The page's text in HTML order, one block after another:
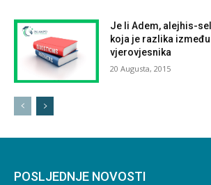
Je li Adem, alejhis-
koja je razlika
vjerovjesnika
20 Augusta, 2015
POSLJEDNJE NOVOSTI